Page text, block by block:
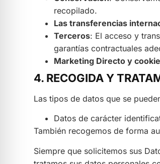
recopilado.
Las transferencias
Terceros: El acceso y
garantías contractuales
Marketing Directo y
4. RECOGIDA Y
Las tipos de datos que se
Datos de carácter
También recogemos de forma
Siempre que solicitemos sus